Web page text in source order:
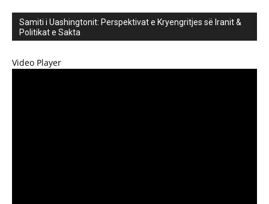
Samiti i Uashingtonit: Perspektivat e Kryengritjes së Iranit &
Politikat e Sakta
Video Player